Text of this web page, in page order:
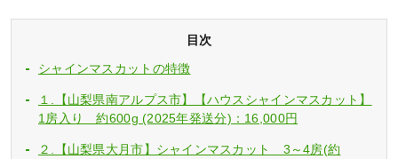
目次
シャインマスカットの特徴
１.【山梨県南アルプス市】【ハウスシャインマスカット】
1房入り 約600g (2025年発送分)：16,000円
２.【山梨県大月市】シャインマスカット 3～4房(約